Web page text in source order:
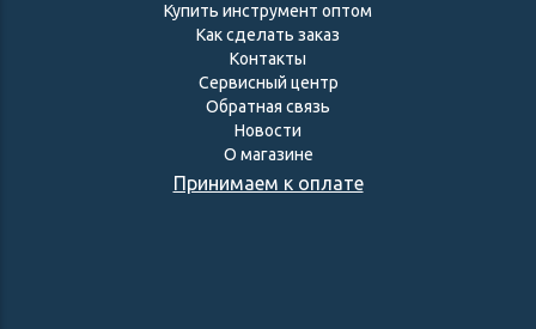
Купить инструмент оптом
Как сделать заказ
Контакты
Сервисный центр
Обратная связь
Новости
О магазине
Принимаем к оплате